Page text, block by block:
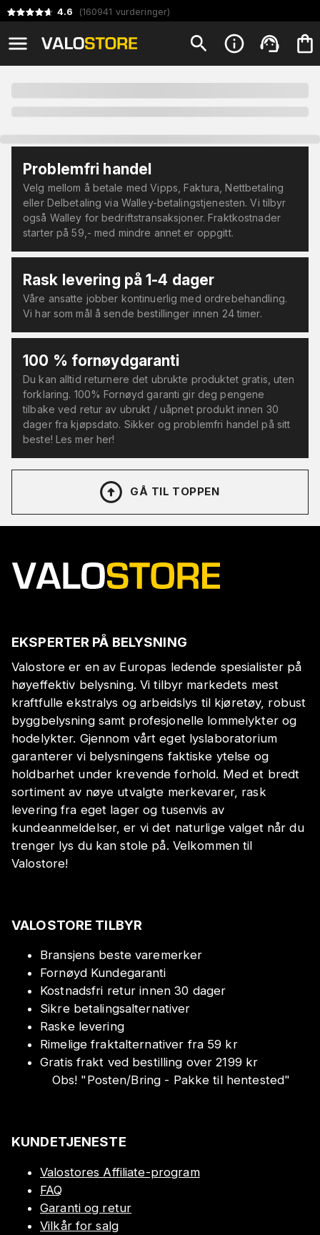
4.6 (160941 vurderinger)
Problemfri handel
Velg mellom å betale med Vipps, Faktura, Nettbetaling
eller Delbetaling via Walley-betalingstjenesten. Vi tilbyr
også Walley for bedriftstransaksjoner. Fraktkostnader
starter på 59,- med mindre annet er oppgitt.
Rask levering på 1-4 dager
Våre ansatte jobber kontinuerlig med ordrebehandling.
Vi har som mål å sende bestillinger innen 24 timer.
100 % fornøydgaranti
Du kan alltid returnere det ubrukte produktet gratis, uten
forklaring. 100% Fornøyd garanti gir deg pengene
tilbake ved retur av ubrukt / uåpnet produkt innen 30
dager fra kjøpsdato. Sikker og problemfri handel på sitt
beste! Les mer her!
GÅ TIL TOPPEN
EKSPERTER PÅ BELYSNING
Valostore er en av Europas ledende spesialister på
høyeffektiv belysning. Vi tilbyr markedets mest
kraftfulle ekstralys og arbeidslys til kjøretøy, robust
byggbelysning samt profesjonelle lommelykter og
hodelykter. Gjennom vårt eget lyslaboratorium
garanterer vi belysningens faktiske ytelse og
holdbarhet under krevende forhold. Med et bredt
sortiment av nøye utvalgte merkevarer, rask
levering fra eget lager og tusenvis av
kundeanmeldelser, er vi det naturlige valget når du
trenger lys du kan stole på. Velkommen til
Valostore!
VALOSTORE TILBYR
Bransjens beste varemerker
Fornøyd Kundegaranti
Kostnadsfri retur innen 30 dager
Sikre betalingsalternativer
Raske levering
Rimelige fraktalternativer fra 59 kr
Gratis frakt ved bestilling over 2199 kr
Obs! "Posten/Bring - Pakke til hentested"
KUNDETJENESTE
Valostores Affiliate-program
FAQ
Garanti og retur
Vilkår for salg